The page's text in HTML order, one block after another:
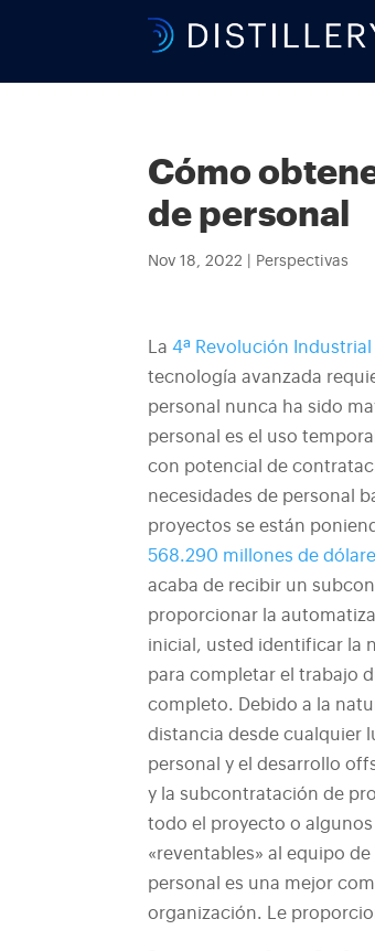
Cómo
de personal
Nov 18, 2022 Perspectivas
La4ª Revolución Industrial
tecnología avanzada
personal nunca ha sido
personal es el uso
con potencial de
necesidades de personal
proyectos se están
568.290 millones de
acaba de recibir un
proporcionar la
inicial, usted identificar la
para completar el trabajo
completo. Debido a la
distancia desde cualquier
personal y el desarrollo
y la subcontratación de
todo el proyecto o
«reventables» al equipo
personal es una mejor
organización. Le